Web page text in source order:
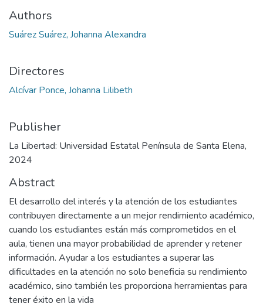
Authors
Suárez Suárez, Johanna Alexandra
Directores
Alcívar Ponce, Johanna Lilibeth
Publisher
La Libertad: Universidad Estatal Península de Santa Elena,
2024
Abstract
El desarrollo del interés y la atención de los estudiantes
contribuyen directamente a un mejor rendimiento académico,
cuando los estudiantes están más comprometidos en el
aula, tienen una mayor probabilidad de aprender y retener
información. Ayudar a los estudiantes a superar las
dificultades en la atención no solo beneficia su rendimiento
académico, sino también les proporciona herramientas para
tener éxito en la vida